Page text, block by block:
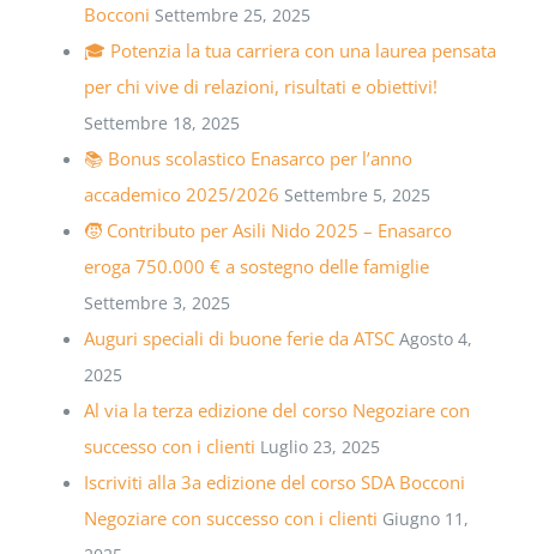
Bocconi Settembre 25, 2025
🎓 Potenzia la tua carriera con una laurea pensata
per chi vive di relazioni, risultati e obiettivi!
Settembre 18, 2025
📚 Bonus scolastico Enasarco per l’anno
accademico 2025/2026 Settembre 5, 2025
🧒 Contributo per Asili Nido 2025 – Enasarco
eroga 750.000 € a sostegno delle famiglie
Settembre 3, 2025
Auguri speciali di buone ferie da ATSC Agosto 4,
2025
Al via la terza edizione del corso Negoziare con
successo con i clienti Luglio 23, 2025
Iscriviti alla 3a edizione del corso SDA Bocconi
Negoziare con successo con i clienti Giugno 11,